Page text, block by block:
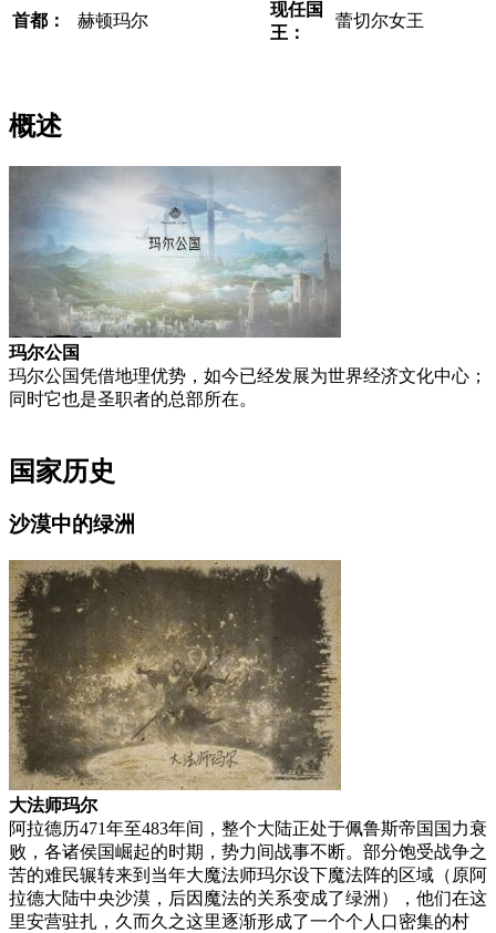
首都： ​赫顿玛尔
现任国
王​：
蕾切尔女王
概述
玛尔公国
玛尔公国凭借地理优势，如今已经发展为世界经济文化中心；
同时它也是圣职者的总部所在。
国家历史
沙漠中的绿洲
大法师玛尔
阿拉德历471年至483年间，整个大陆正处于佩鲁斯帝国国力衰
败，各诸侯国崛起的时期，势力间战事不断。部分饱受战争之
苦的难民辗转来到当年大魔法师玛尔设下魔法阵的区域（原阿
拉德大陆中央沙漠，后因魔法的关系变成了绿洲），他们在这
里安营驻扎，久而久之这里逐渐形成了一个个人口密集的村